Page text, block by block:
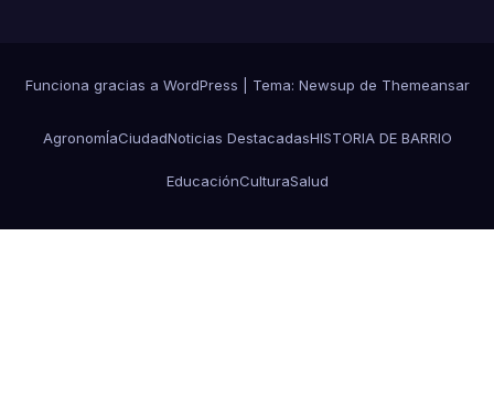
Funciona gracias a WordPress Tema: Newsup de Themeansar
AgronomÍaCiudadNoticias DestacadasHISTORIA DE BARRIO
EducaciónCulturaSalud